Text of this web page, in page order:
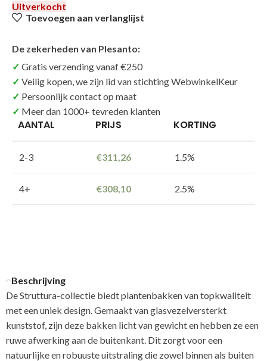
Uitverkocht
Toevoegen aan verlanglijst
De zekerheden van Plesanto:
Gratis verzending vanaf €250
Veilig kopen, we zijn lid van stichting WebwinkelKeur
Persoonlijk contact op maat
Meer dan 1000+ tevreden klanten
AANTAL PRIJS KORTING
2-3 €311,26 1.5%
4+ €308,10 2.5%
Beschrijving
De Struttura-collectie biedt plantenbakken van topkwaliteit
met een uniek design. Gemaakt van glasvezelversterkt
kunststof, zijn deze bakken licht van gewicht en hebben ze een
ruwe afwerking aan de buitenkant. Dit zorgt voor een
natuurlijke en robuuste uitstraling die zowel binnen als buiten